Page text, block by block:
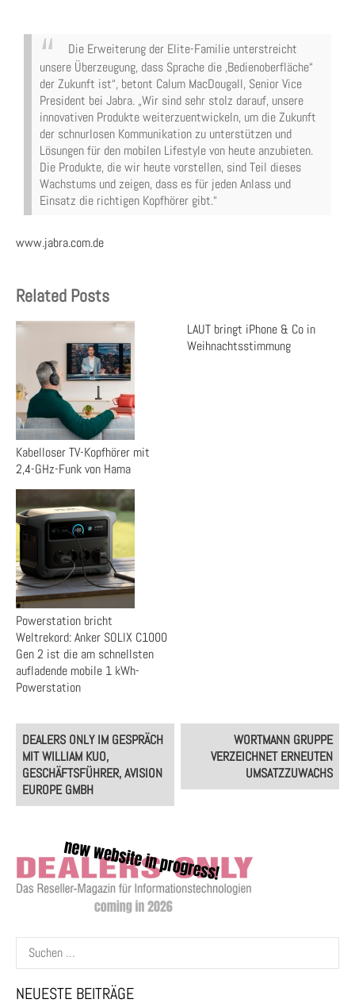
Die Erweiterung der Elite-Familie unterstreicht
unsere Überzeugung, dass Sprache die ‚Bedienoberfläche“
der Zukunft ist“, betont Calum MacDougall, Senior Vice
President bei Jabra. „Wir sind sehr stolz darauf, unsere
innovativen Produkte weiterzuentwickeln, um die Zukunft
der schnurlosen Kommunikation zu unterstützen und
Lösungen für den mobilen Lifestyle von heute anzubieten.
Die Produkte, die wir heute vorstellen, sind Teil dieses
Wachstums und zeigen, dass es für jeden Anlass und
Einsatz die richtigen Kopfhörer gibt.“
www.jabra.com.de
Related Posts
Kabelloser TV-Kopfhörer mit
2,4-GHz-Funk von Hama
LAUT bringt iPhone & Co in
Weihnachtsstimmung
Powerstation bricht
Weltrekord: Anker SOLIX C1000
Gen 2 ist die am schnellsten
aufladende mobile 1 kWh-
Powerstation
Post
navigation
DEALERS ONLY IM GESPRÄCH
MIT WILLIAM KUO,
GESCHÄFTSFÜHRER, AVISION
EUROPE GMBH
WORTMANN GRUPPE
VERZEICHNET ERNEUTEN
UMSATZZUWACHS
Suchen
nach:
NEUESTE BEITRÄGE